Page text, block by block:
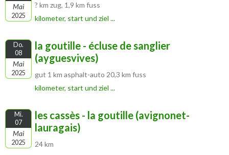
Mai
2025
? km zug, 1,9 km fuss
kilometer, start und ziel ...
Do.
08
Mai
2025
la goutille - écluse de sanglier
(ayguesvives)
gut 1 km asphalt-auto 20,3 km fuss
kilometer, start und ziel ...
Mi.
07
Mai
2025
les cassès - la goutille (avignonet-
lauragais)
24 km